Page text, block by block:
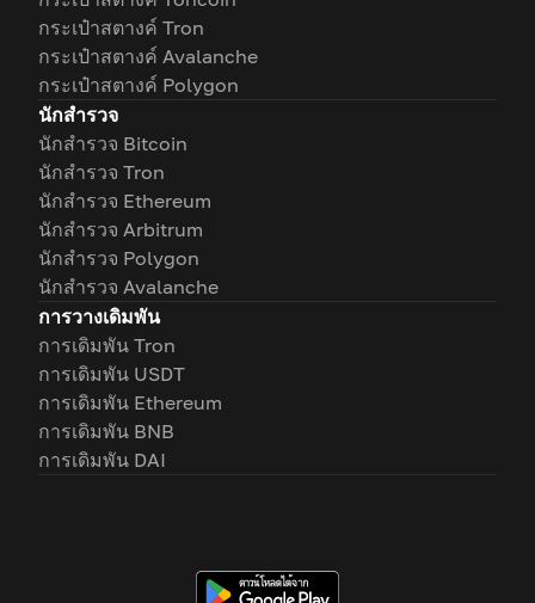
กระเป๋าสตางค์ Tron
กระเป๋าสตางค์ Avalanche
กระเป๋าสตางค์ Polygon
นักสำรวจ
นักสำรวจ Bitcoin
นักสำรวจ Tron
นักสำรวจ Ethereum
นักสำรวจ Arbitrum
นักสำรวจ Polygon
นักสำรวจ Avalanche
การวางเดิมพัน
การเดิมพัน Tron
การเดิมพัน USDT
การเดิมพัน Ethereum
การเดิมพัน BNB
การเดิมพัน DAI